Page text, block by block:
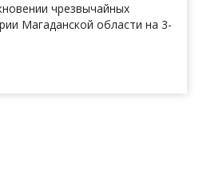
чрезвычайных
Магаданской области на 3-